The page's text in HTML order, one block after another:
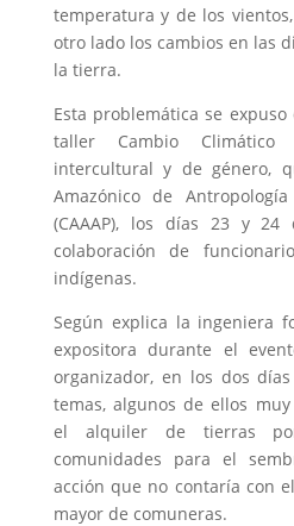
temperatura y de los
otro lado los cambios en las
la tierra.
Esta problemática se
taller Cambio
intercultural y de género,
Amazónico de
(CAAAP), los días 23 y
colaboración de
indígenas.
Según explica la ingeniera
expositora durante el
organizador, en los dos
temas, algunos de ellos
el alquiler de tierras
comunidades para el
acción que no contaría con
mayor de comuneras.